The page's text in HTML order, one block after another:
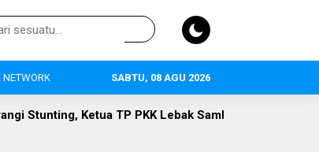
SABTU, 08 AGU 2026
Lebak Sambangi Anak Asuh di Desa Curugpanjang